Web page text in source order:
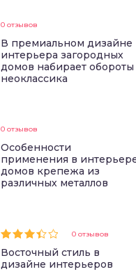
0 отзывов
В премиальном дизайне
интерьера загородных
домов набирает обороты
неоклассика
0 отзывов
Особенности
применения в
домов крепежа из
различных металлов
0 отзывов
Восточный стиль в
дизайне интерьеров